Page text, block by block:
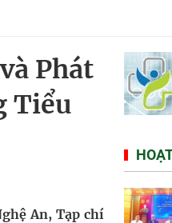
Phát
Tiểu
An, Tạp chí